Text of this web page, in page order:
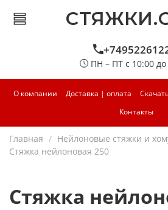
ПН – ПТ с 10:00 до
О компании Доставка | оплата
Контакты
Главная
Нейлоновые стяжки и
Стяжка нейлоновая 250
Стяжка